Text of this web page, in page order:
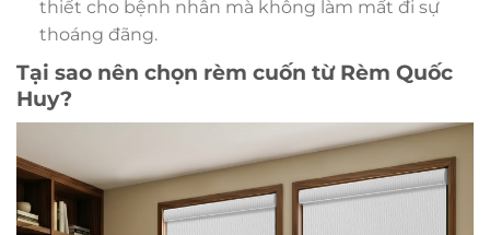
thiết cho bệnh nhân mà không làm mất đi sự
thoáng đãng.
Tại sao nên chọn rèm cuốn từ Rèm Quốc
Huy?